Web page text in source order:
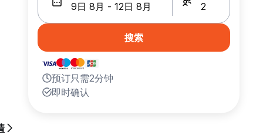
搜索
预订只需2分钟
即时确认